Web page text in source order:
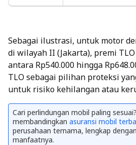
Sebagai ilustrasi, untuk motor
di wilayah II (Jakarta), premi
antara Rp540.000 hingga
TLO sebagai pilihan proteksi
untuk risiko kehilangan atau
Cari perlindungan mobil paling
membandingkan asuransi mobil
perusahaan ternama, lengkap
manfaatnya.